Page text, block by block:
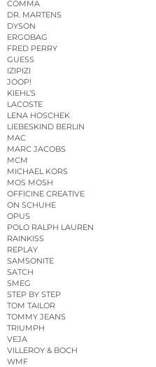
COMMA
DR. MARTENS
DYSON
ERGOBAG
FRED PERRY
GUESS
IZIPIZI
JOOP!
KIEHL’S
LACOSTE
LENA HOSCHEK
LIEBESKIND BERLIN
MAC
MARC JACOBS
MCM
MICHAEL KORS
MOS MOSH
OFFICINE CREATIVE
ON SCHUHE
OPUS
POLO RALPH LAUREN
RAINKISS
REPLAY
SAMSONITE
SATCH
SMEG
STEP BY STEP
TOM TAILOR
TOMMY JEANS
TRIUMPH
VEJA
VILLEROY & BOCH
WMF